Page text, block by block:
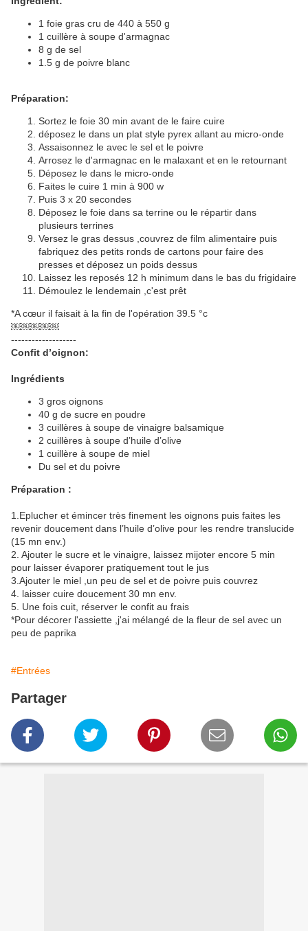
1 foie gras cru de 440 à 550 g
1 cuillère à soupe d'armagnac
8 g de sel
1.5 g de poivre blanc
Préparation:
Sortez le foie 30 min avant de le faire cuire
déposez le dans un plat style pyrex allant au micro-onde
Assaisonnez le avec le sel et le poivre
Arrosez le d'armagnac en le malaxant et en le retournant
Déposez le dans le micro-onde
Faites le cuire 1 min à 900 w
Puis 3 x 20 secondes
Déposez le foie dans sa terrine ou le répartir dans
plusieurs terrines
Versez le gras dessus ,couvrez de film alimentaire puis
fabriquez des petits ronds de cartons pour faire des
presses et déposez un poids dessus
Laissez les reposés 12 h minimum dans le bas du frigidaire
Démoulez le lendemain ,c'est prêt
*A cœur il faisait à la fin de l'opération 39.5 °c
￼￼￼￼￼
-------------------
Confit d’oignon:
Ingrédients
3 gros oignons
40 g de sucre en poudre
3 cuillères à soupe de vinaigre balsamique
2 cuillères à soupe d’huile d’olive
1 cuillère à soupe de miel
Du sel et du poivre
Préparation :
1.Eplucher et émincer très finement les oignons puis faites les
revenir doucement dans l’huile d’olive pour les rendre translucide
(15 mn env.)
2. Ajouter le sucre et le vinaigre, laissez mijoter encore 5 min
pour laisser évaporer pratiquement tout le jus
3.Ajouter le miel ,un peu de sel et de poivre puis couvrez
4. laisser cuire doucement 30 mn env.
5. Une fois cuit, réserver le confit au frais
*Pour décorer l'assiette ,j'ai mélangé de la fleur de sel avec un
peu de paprika
#Entrées
Partager